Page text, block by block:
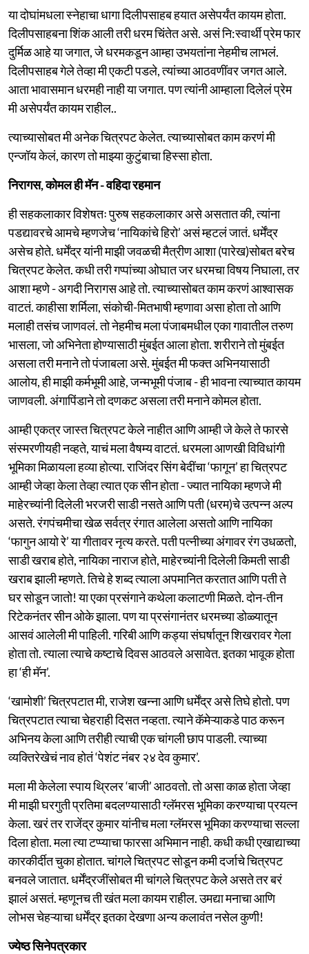
या दोघांमधला स्नेहाचा धागा दिलीपसाहब हयात असेपर्यंत कायम होता.
दिलीपसाहबना शिंक आली तरी धरम चिंतेत असे. असं नि:स्वार्थी प्रेम फार
दुर्मिळ आहे या जगात, जे धरमकडून आम्हा उभयतांना नेहमीच लाभलं.
दिलीपसाहब गेले तेव्हा मी एकटी पडले, त्यांच्या आठवणींवर जगत आले.
आता भावासमान धरमही नाही या जगात. पण त्यांनी आम्हाला दिलेलं प्रेम
मी असेपर्यंत कायम राहील..
त्याच्यासोबत मी अनेक चित्रपट केलेत. त्याच्यासोबत काम करणं मी
एन्जॉय केलं, कारण तो माझ्या कुटुंबाचा हिस्सा होता.
निरागस, कोमल ही मॅन - वहिदा रहमान
ही सहकलाकार विशेषतः पुरुष सहकलाकार असे असतात की, त्यांना
पडद्यावरचे आमचे म्हणजेच ‘नायिकांचे हिरो’ असं म्हटलं जातं. धर्मेंद्र
असेच होते. धर्मेंद्र यांनी माझी जवळची मैत्रीण आशा (पारेख)सोबत बरेच
चित्रपट केलेत. कधी तरी गप्पांच्या ओघात जर धरमचा विषय निघाला, तर
आशा म्हणे - अगदी निरागस आहे तो. त्याच्यासोबत काम करणं आश्वासक
वाटतं. काहीसा शर्मिला, संकोची-मितभाषी म्हणावा असा होता तो आणि
मलाही तसंच जाणवलं. तो नेहमीच मला पंजाबमधील एका गावातील तरुण
भासला, जो अभिनेता होण्यासाठी मुंबईत आला होता. शरीराने तो मुंबईत
असला तरी मनाने तो पंजाबला असे. मुंबईत मी फक्त अभिनयासाठी
आलोय, ही माझी कर्मभूमी आहे, जन्मभूमी पंजाब - ही भावना त्याच्यात कायम
जाणवली. अंगापिंडाने तो दणकट असला तरी मनाने कोमल होता.
आम्ही एकत्र जास्त चित्रपट केले नाहीत आणि आम्ही जे केले ते फारसे
संस्मरणीयही नव्हते, याचं मला वैषम्य वाटतं. धरमला आणखी विविधांगी
भूमिका मिळायला हव्या होत्या. राजिंदर सिंग बेदींचा ‘फागून’ हा चित्रपट
आम्ही जेव्हा केला तेव्हा त्यात एक सीन होता - ज्यात नायिका म्हणजे मी
माहेरच्यांनी दिलेली भरजरी साडी नसते आणि पती (धरम)चे उत्पन्न अल्प
असते. रंगपंचमीचा खेळ सर्वत्र रंगात आलेला असतो आणि नायिका
‘फागुन आयो रे’ या गीतावर नृत्य करते. पती पत्नीच्या अंगावर रंग उधळतो,
साडी खराब होते, नायिका नाराज होते, माहेरच्यांनी दिलेली किमती साडी
खराब झाली म्हणते. तिचे हे शब्द त्याला अपमानित करतात आणि पती ते
घर सोडून जातो! या एका प्रसंगाने कथेला कलाटणी मिळते. दोन-तीन
रिटेकनंतर सीन ओके झाला. पण या प्रसंगानंतर धरमच्या डोळ्यातून
आसवं आलेली मी पाहिली. गरिबी आणि कड्या संघर्षातून शिखरावर गेला
होता तो. त्याला त्याचे कष्टाचे दिवस आठवले असावेत. इतका भावूक होता
हा ‘ही मॅन’.
‘खामोशी’ चित्रपटात मी, राजेश खन्ना आणि धर्मेंद्र असे तिघे होतो. पण
चित्रपटात त्याचा चेहराही दिसत नव्हता. त्याने कॅमेऱ्याकडे पाठ करून
अभिनय केला आणि तरीही त्याची एक चांगली छाप पाडली. त्याच्या
व्यक्तिरेखेचं नाव होतं ‘पेशंट नंबर २४ देव कुमार’.
मला मी केलेला स्पाय थ्रिलर ‘बाजी’ आठवतो. तो असा काळ होता जेव्हा
मी माझी घरगुती प्रतिमा बदलण्यासाठी ग्लॅमरस भूमिका करण्याचा प्रयत्न
केला. खरं तर राजेंद्र कुमार यांनीच मला ग्लॅमरस भूमिका करण्याचा सल्ला
दिला होता. मला त्या टप्प्याचा फारसा अभिमान नाही. कधी कधी एखाद्याच्या
कारकीर्दीत चुका होतात. चांगले चित्रपट सोडून कमी दर्जाचे चित्रपट
बनवले जातात. धर्मेंद्रजींसोबत मी चांगले चित्रपट केले असते तर बरं
झालं असतं. म्हणूनच ती खंत मला कायम राहील. उमद्या मनाचा आणि
लोभस चेहऱ्याचा धर्मेंद्र इतका देखणा अन्य कलावंत नसेल कुणी!
ज्येष्ठ सिनेपत्रकार